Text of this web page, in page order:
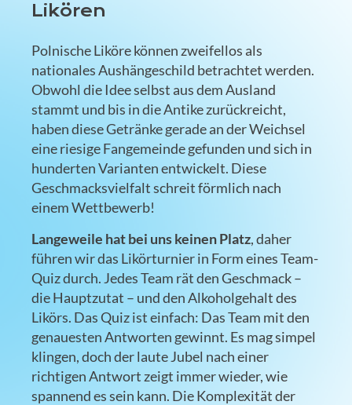
Likören
Polnische Liköre können zweifellos als
nationales Aushängeschild betrachtet werden.
Obwohl die Idee selbst aus dem Ausland
stammt und bis in die Antike zurückreicht,
haben diese Getränke gerade an der Weichsel
eine riesige Fangemeinde gefunden und sich in
hunderten Varianten entwickelt. Diese
Geschmacksvielfalt schreit förmlich nach
einem Wettbewerb!
Langeweile hat bei uns keinen Platz, daher
führen wir das Likörturnier in Form eines Team-
Quiz durch. Jedes Team rät den Geschmack –
die Hauptzutat – und den Alkoholgehalt des
Likörs. Das Quiz ist einfach: Das Team mit den
genauesten Antworten gewinnt. Es mag simpel
klingen, doch der laute Jubel nach einer
richtigen Antwort zeigt immer wieder, wie
spannend es sein kann. Die Komplexität der